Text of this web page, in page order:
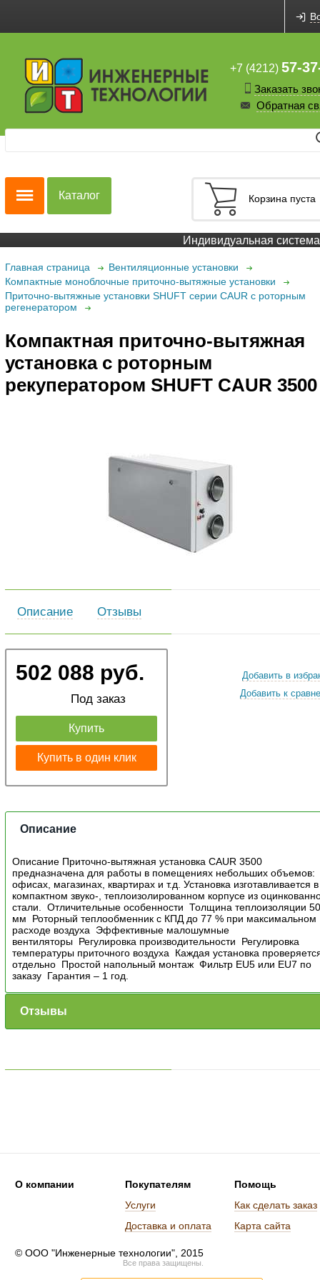
+7 (4212) 57-
Заказать
Обратная
Корзина пуста
Каталог
Индивидуальная система
Главная страница
Вентиляционные установки
Компактные моноблочные приточно-вытяжные установки
Приточно-вытяжные установки SHUFT серии CAUR с роторным
регенератором
Компактная приточно-вытяжная
установка с роторным
рекуператором SHUFT CAUR
Описание Отзывы
502 088 руб.
Под заказ
Купить
Купить в один клик
Добавить в
Добавить к
Описание
Описание Приточно-вытяжная установка CAUR 3500
предназначена для работы в помещениях небольших объемов:
офисах, магазинах, квартирах и т.д. Установка изготавливается в
компактном звуко-, теплоизолированном корпусе из
стали. Отличительные особенности Толщина теплоизоляции
мм Роторный теплообменник с КПД до 77 % при максимальном
расходе воздуха Эффективные малошумные
вентиляторы Регулировка производительности Регулировка
температуры приточного воздуха Каждая установка
отдельно Простой напольный монтаж Фильтр EU5 или EU7 по
заказу Гарантия – 1 год.
Отзывы
О компании
Покупателям
Услуги
Доставка и оплата
Помощь
Как сделать заказ
Карта сайта
© ООО "Инженерные технологии", 2015
Все права защищены.